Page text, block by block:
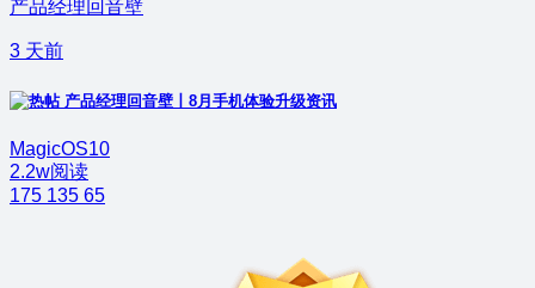
产品经理回音壁
3 天前
产品经理回音壁丨8月手机体验升级资讯
MagicOS10
2.2w阅读
175 135 65